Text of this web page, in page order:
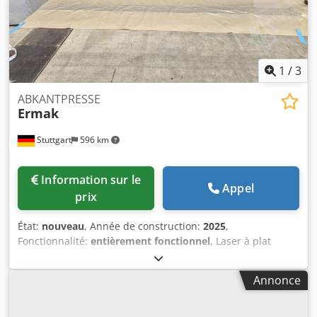
1 /3
Stuttgart 596 km
ABKANTPRESSE
Ermak
prix
Appel
État: nouveau, Année de construction: 2025,
Fonctionnalité: entièrement fonctionnel, Laser à plat
Thunderbird 6KW 3000 mm x 1500 mm Precitec Procuter
2.0 Logiciel Metalix CAO/FAO Dedpexpqcfofx Ac Eeck Sous
Annonce